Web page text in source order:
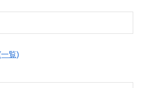
覧)